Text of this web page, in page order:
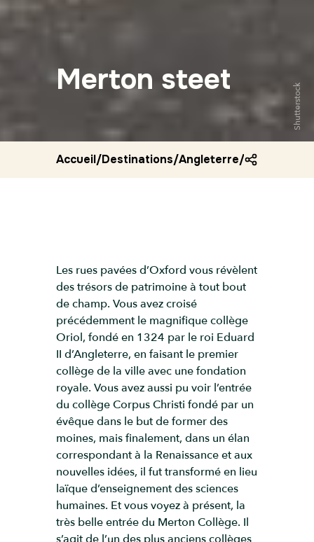
Merton steet
Shutterstock
Accueil/Destinations/Angleterre/Merton
Les rues pavées d’Oxford vous révèlent
des trésors de patrimoine à tout bout
de champ. Vous avez croisé
précédemment le magnifique collège
Oriol, fondé en 1324 par le roi Eduard
II d’Angleterre, en faisant le premier
collège de la ville avec une fondation
royale. Vous avez aussi pu voir l’entrée
du collège Corpus Christi fondé par un
évêque dans le but de former des
moines, mais finalement, dans un élan
correspondant à la Renaissance et aux
nouvelles idées, il fut transformé en lieu
laïque d’enseignement des sciences
humaines. Et vous voyez à présent, la
très belle entrée du Merton Collège. Il